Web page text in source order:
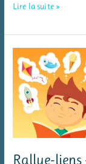
Mes
tables
de
multiplication
par
Lire la suite »
Rallye-liens